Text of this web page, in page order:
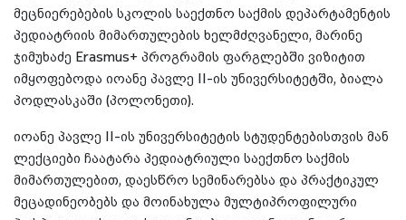
მეცნიერებების სკოლის საექთნო საქმის დეპარტამენტის
პედიატრიის მიმართულების ხელმძღვანელი, მარინე
ჯიმუხაძე Erasmus+ პროგრამის ფარგლებში ვიზიტით
იმყოფებოდა იოანე პავლე II-ის უნივერსიტეტში ბიალა
პოდლასკაში (პოლონეთი).
იოანე პავლე II-ის უნივერსიტეტის სტუდენტებისთვის მან
ლექციები ჩაატარა პედიატრიული საექთნო საქმის
მიმართულებით დაესწრო სემინარებსა და პრაქტიკულ
მეცადინეობებს და მოინახულა მულტიპროფილური